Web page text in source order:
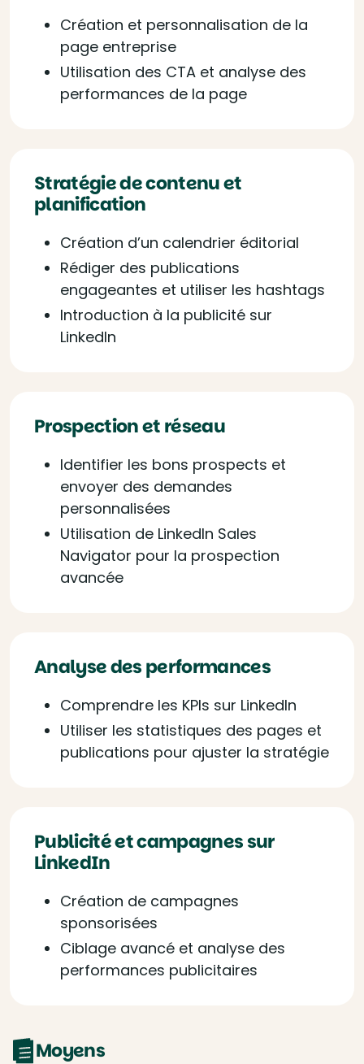
Création et personnalisation de la
page entreprise
Utilisation des CTA et analyse des
performances de la page
Stratégie de contenu et
planification
Création d’un calendrier éditorial
Rédiger des publications
engageantes et utiliser les hashtags
Introduction à la publicité sur
LinkedIn
Prospection et réseau
Identifier les bons prospects et
envoyer des demandes
personnalisées
Utilisation de LinkedIn Sales
Navigator pour la prospection
avancée
Analyse des performances
Comprendre les KPIs sur LinkedIn
Utiliser les statistiques des pages et
publications pour ajuster la stratégie
Publicité et campagnes sur
LinkedIn
Création de campagnes
sponsorisées
Ciblage avancé et analyse des
performances publicitaires
Moyens